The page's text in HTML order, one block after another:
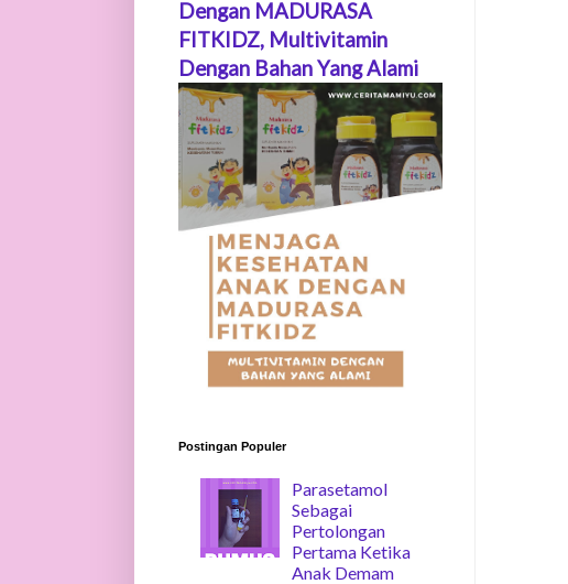
Dengan MADURASA
FITKIDZ, Multivitamin
Dengan Bahan Yang Alami
Postingan Populer
Parasetamol
Sebagai
Pertolongan
Pertama Ketika
Anak Demam